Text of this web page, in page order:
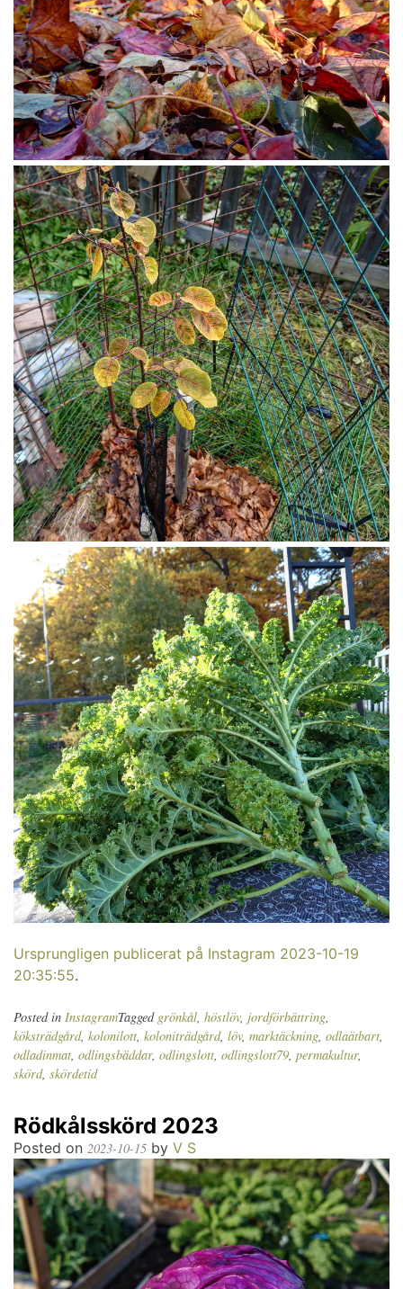
Ursprungligen publicerat på Instagram 2023-10-19
20:35:55.
Posted in InstagramTagged grönkål, höstlöv, jordförbättring,
köksträdgård, kolonilott, koloniträdgård, löv, marktäckning, odlaätbart,
odladinmat, odlingsbäddar, odlingslott, odlingslott79, permakultur,
skörd, skördetid
Rödkålsskörd 2023
Posted on 2023-10-15 by V S